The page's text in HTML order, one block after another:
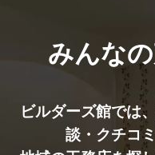
みんな
ビルダーズ館では
談・クチコ